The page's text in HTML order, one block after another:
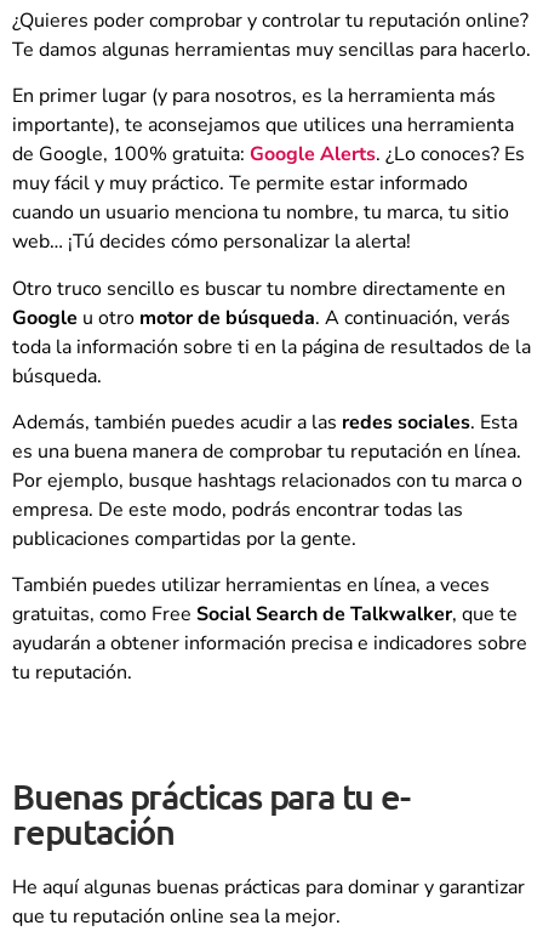
¿Quieres poder comprobar y controlar tu reputación online?
Te damos algunas herramientas muy sencillas para hacerlo.
En primer lugar (y para nosotros, es la herramienta más
importante), te aconsejamos que utilices una herramienta
de Google, 100% gratuita: Google Alerts. ¿Lo conoces? Es
muy fácil y muy práctico. Te permite estar informado
cuando un usuario menciona tu nombre, tu marca, tu sitio
web… ¡Tú decides cómo personalizar la alerta!
Otro truco sencillo es buscar tu nombre directamente en
Google u otro motor de búsqueda. A continuación, verás
toda la información sobre ti en la página de resultados de la
búsqueda.
Además, también puedes acudir a las redes sociales. Esta
es una buena manera de comprobar tu reputación en línea.
Por ejemplo, busque hashtags relacionados con tu marca o
empresa. De este modo, podrás encontrar todas las
publicaciones compartidas por la gente.
También puedes utilizar herramientas en línea, a veces
gratuitas, como Free Social Search de Talkwalker, que te
ayudarán a obtener información precisa e indicadores sobre
tu reputación.
Buenas prácticas para tu e-
reputación
He aquí algunas buenas prácticas para dominar y garantizar
que tu reputación online sea la mejor.